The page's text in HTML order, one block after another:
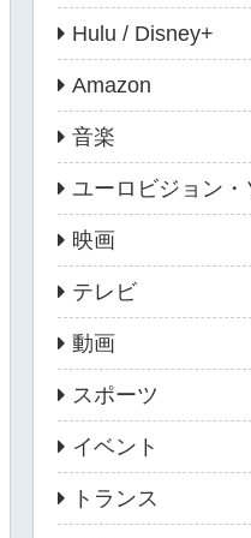
Hulu / Disney+
Amazon
音楽
ユーロビジョン・
映画
テレビ
動画
スポーツ
イベント
トランス